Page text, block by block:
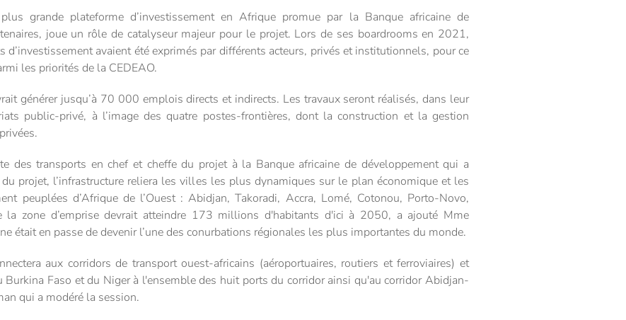
grande plateforme d’investissement en Afrique promue par la Banque africaine de
joue un rôle de catalyseur majeur pour le projet. Lors de ses boardrooms en 2021,
avaient été exprimés par différents acteurs, privés et institutionnels, pour ce
les priorités de la CEDEAO.
générer jusqu’à 70 000 emplois directs et indirects. Les travaux seront réalisés, dans leur
public-privé, à l’image des quatre postes-frontières, dont la construction et la gestion
des transports en chef et cheffe du projet à la Banque africaine de développement qui a
projet, l’infrastructure reliera les villes les plus dynamiques sur le plan économique et les
peuplées d’Afrique de l’Ouest : Abidjan, Takoradi, Accra, Lomé, Cotonou, Porto-Novo,
la zone d’emprise devrait atteindre 173 millions d'habitants d'ici à 2050, a ajouté Mme
était en passe de devenir l’une des conurbations régionales les plus importantes du monde.
aux corridors de transport ouest-africains (aéroportuaires, routiers et ferroviaires) et
Burkina Faso et du Niger à l'ensemble des huit ports du corridor ainsi qu'au corridor Abidjan-
qui a modéré la session.